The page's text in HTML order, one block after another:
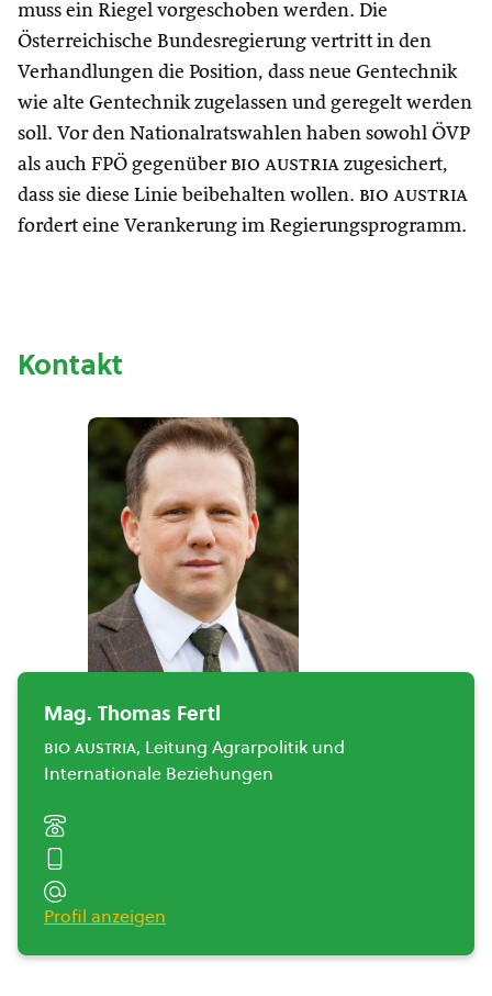
muss ein Riegel vorgeschoben werden. Die
Österreichische Bundesregierung vertritt in den
Verhandlungen die Position, dass neue Gentechnik
wie alte Gentechnik zugelassen und geregelt werden
soll. Vor den Nationalratswahlen haben sowohl ÖVP
als auch FPÖ gegenüber bio austria zugesichert,
dass sie diese Linie beibehalten wollen. bio austria
fordert eine Verankerung im Regierungsprogramm.
Kontakt
Mag. Thomas Fertl
bio austria, Leitung Agrarpolitik und
Internationale Beziehungen
Profil anzeigen